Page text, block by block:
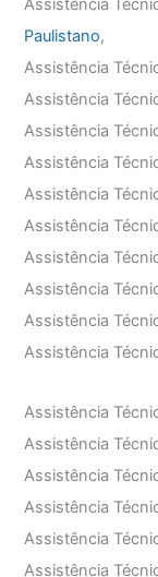
Assistência
Paulistano,
Assistência
Assistência
Assistência
Assistência
Assistência
Assistência
Assistência
Assistência
Assistência
Assistência
Assistência
Assistência
Assistência
Assistência
Assistência
Assistência